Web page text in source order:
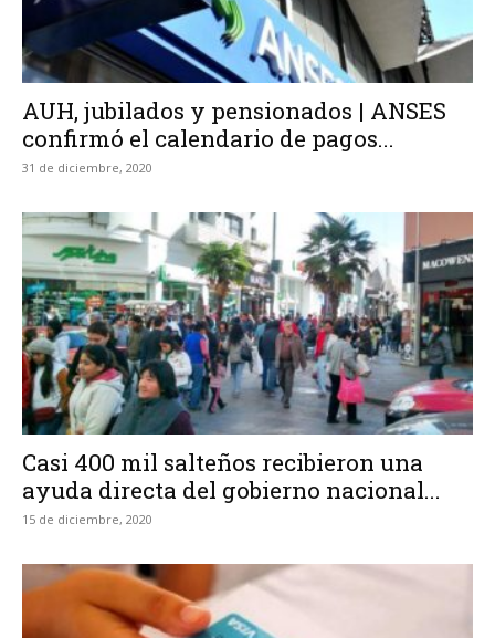
AUH, jubilados y pensionados | ANSES
confirmó el calendario de pagos...
31 de diciembre, 2020
Casi 400 mil salteños recibieron una
ayuda directa del gobierno nacional...
15 de diciembre, 2020